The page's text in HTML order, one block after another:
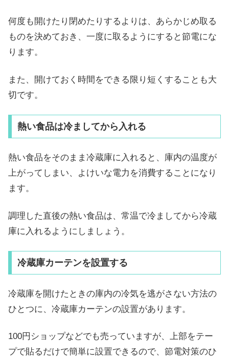
何度も開けたり閉めたりするよりは、あらかじめ取る
ものを決めておき、一度に取るようにすると節電にな
ります。
また、開けておく時間をできる限り短くすることも大
切です。
熱い食品は冷ましてから入れる
熱い食品をそのまま冷蔵庫に入れると、庫内の温度が
上がってしまい、よけいな電力を消費することになり
ます。
調理した直後の熱い食品は、常温で冷ましてから冷蔵
庫に入れるようにしましょう。
冷蔵庫カーテンを設置する
冷蔵庫を開けたときの庫内の冷気を逃がさない方法の
ひとつに、冷蔵庫カーテンの設置があります。
100円ショップなどでも売っていますが、上部をテー
プで貼るだけで簡単に設置できるので、節電対策のひ